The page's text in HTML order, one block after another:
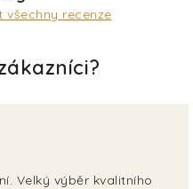
všechny recenze
Velký výběr kvalitního